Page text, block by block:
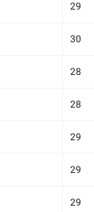
29
30
28
28
29
29
29